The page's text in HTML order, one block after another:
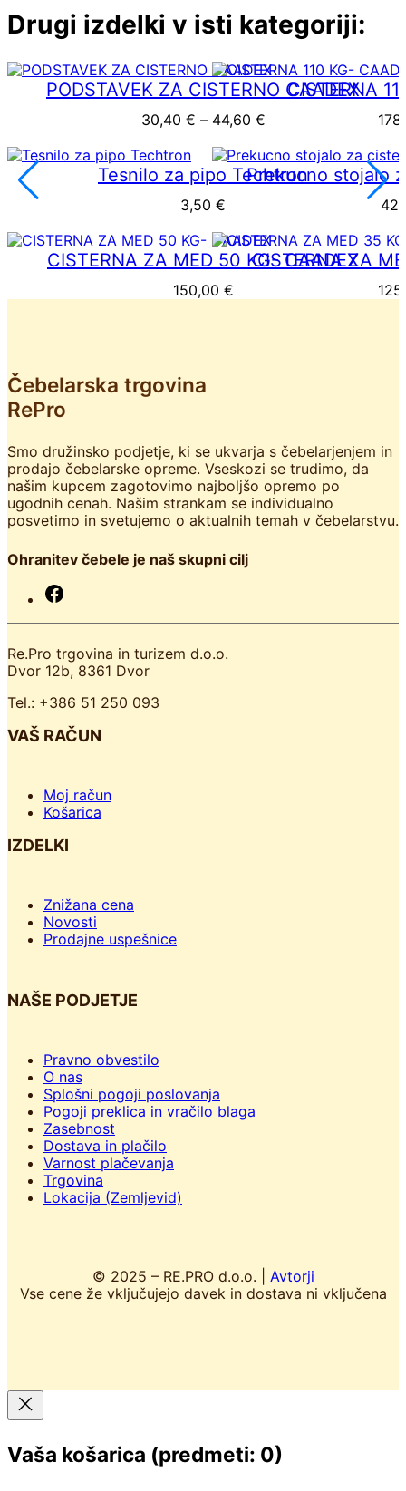
bila:
150,00 €.
Drugi izdelki v isti kategoriji:
PODSTAVEK ZA CISTERNO CAADEX
30,40 € – 44,60 €Cenovni razpon:
CISTERNA
Tesnilo za pipo Techtron
3,50 €
Prekucno stojalo
CISTERNA ZA MED 50 KG- CAADEX
150,00 €
CISTERNA ZA
Čebelarska trgovina
RePro
Smo družinsko podjetje, ki se ukvarja s čebelarjenjem in
prodajo čebelarske opreme. Vseskozi se trudimo, da
našim kupcem zagotovimo najboljšo opremo po
ugodnih cenah. Našim strankam se individualno
posvetimo in svetujemo o aktualnih temah v čebelarstvu.
Ohranitev čebele je naš skupni cilj
c
b
o
o
k
Re.Pro trgovina in turizem d.o.o.
Dvor 12b, 8361 Dvor
Tel.: +386 51 250 093
VAŠ RAČUN
Moj račun
Košarica
IZDELKI
Znižana cena
Novosti
Prodajne uspešnice
NAŠE PODJETJE
Pravno obvestilo
O nas
Splošni pogoji poslovanja
Pogoji preklica in vračilo blaga
Zasebnost
Dostava in plačilo
Varnost plačevanja
Trgovina
Lokacija (Zemljevid)
© 2025 – RE.PRO d.o.o. | Avtorji
Vse cene že vključujejo davek in dostava ni vključena
Vaša košarica (predmeti: 0)